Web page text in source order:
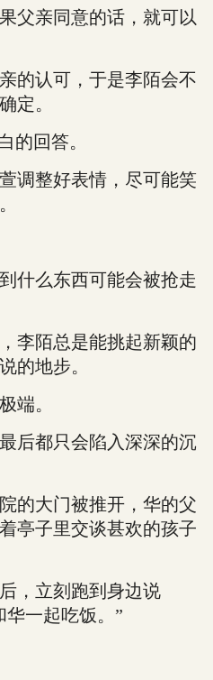
亲同意的话，就可以
认可，于是李陌会不
定。
回答。
整好表情，尽可能笑
么东西可能会被抢走
陌总是能挑起新颖的
的地步。
端。
都只会陷入深深的沉
大门被推开，华的父
亭子里交谈甚欢的孩子
立刻跑到身边说
华一起吃饭。”